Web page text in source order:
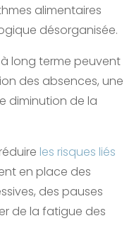
alimentaires
désorganisée.
long terme peuvent
des absences, une
diminution de la
les risques liés
en place des
des pauses
de la fatigue des